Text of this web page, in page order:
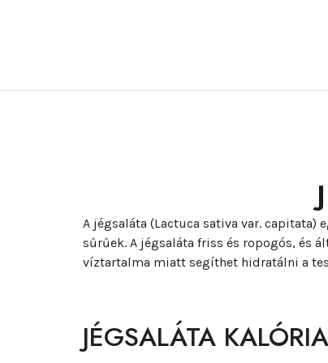
A jégsaláta (Lactuca sativa var. capitata)
sűrűek. A jégsaláta friss és ropogós, és
víztartalma miatt segíthet hidratálni a
JÉGSALÁTA